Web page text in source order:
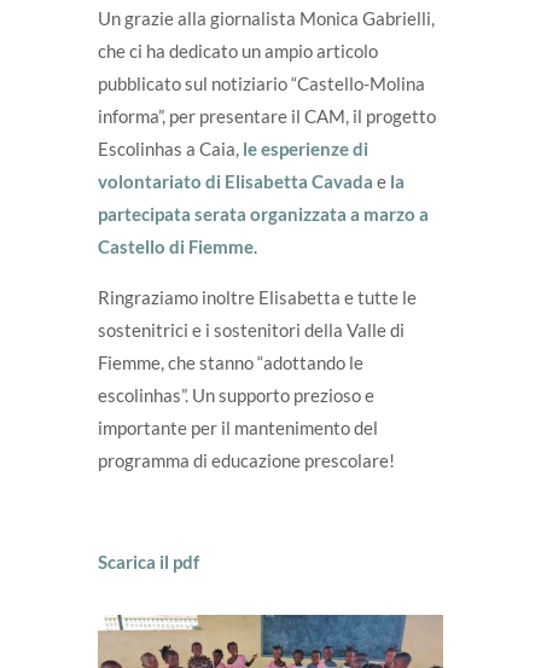
Un grazie alla giornalista Monica Gabrielli,
che ci ha dedicato un ampio articolo
pubblicato sul notiziario “Castello-Molina
informa”, per presentare il CAM, il progetto
Escolinhas a Caia, le esperienze di
volontariato di Elisabetta Cavada e la
partecipata serata organizzata a marzo a
Castello di Fiemme.
Ringraziamo inoltre Elisabetta e tutte le
sostenitrici e i sostenitori della Valle di
Fiemme, che stanno “adottando le
escolinhas”. Un supporto prezioso e
importante per il mantenimento del
programma di educazione prescolare!
Scarica il pdf